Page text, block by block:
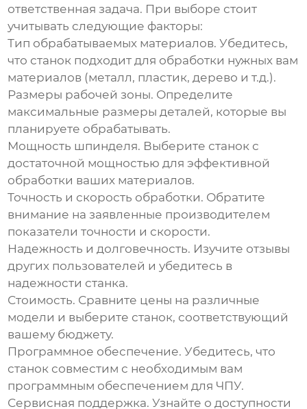
ответственная задача. При выборе стоит
учитывать следующие факторы:
Тип обрабатываемых материалов. Убедитесь,
что станок подходит для обработки нужных вам
материалов (металл, пластик, дерево и т.д.).
Размеры рабочей зоны. Определите
максимальные размеры деталей, которые вы
планируете обрабатывать.
Мощность шпинделя. Выберите станок с
достаточной мощностью для эффективной
обработки ваших материалов.
Точность и скорость обработки. Обратите
внимание на заявленные производителем
показатели точности и скорости.
Надежность и долговечность. Изучите отзывы
других пользователей и убедитесь в
надежности станка.
Стоимость. Сравните цены на различные
модели и выберите станок, соответствующий
вашему бюджету.
Программное обеспечение. Убедитесь, что
станок совместим с необходимым вам
программным обеспечением для ЧПУ.
Сервисная поддержка. Узнайте о доступности